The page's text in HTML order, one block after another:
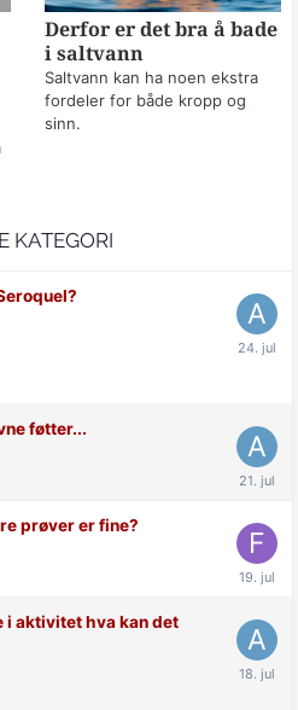
Derfor er det bra å bade
i saltvann
Saltvann kan ha noen ekstra
fordeler for både kropp og
sinn.
KATEGORI
føtter...
prøver er fine?
i aktivitet hva kan det